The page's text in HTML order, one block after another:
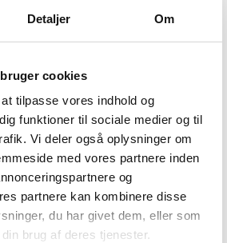
Detaljer Om
cookies
tilpasse vores indhold og
funktioner til sociale medier og til
Vi deler også oplysninger om
med vores partnere inden
og
partnere kan kombinere disse
du har givet dem, eller som
brug af deres tjenester.
DKK
(2024)
fuldtidsbeskæftiget
i branchen